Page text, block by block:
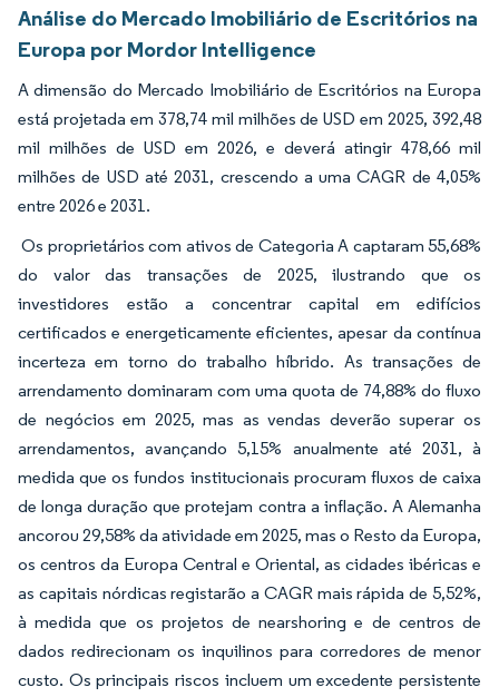
Análise do Mercado Imobiliário de Escritórios na
Europa por Mordor Intelligence
A dimensão do Mercado Imobiliário de Escritórios na Europa
está projetada em 378,74 mil milhões de USD em 2025, 392,48
mil milhões de USD em 2026, e deverá atingir 478,66 mil
milhões de USD até 2031, crescendo a uma CAGR de 4,05%
entre 2026 e 2031.
Os proprietários com ativos de Categoria A captaram 55,68%
do valor das transações de 2025, ilustrando que os
investidores estão a concentrar capital em edifícios
certificados e energeticamente eficientes, apesar da contínua
incerteza em torno do trabalho híbrido. As transações de
arrendamento dominaram com uma quota de 74,88% do fluxo
de negócios em 2025, mas as vendas deverão superar os
arrendamentos, avançando 5,15% anualmente até 2031, à
medida que os fundos institucionais procuram fluxos de caixa
de longa duração que protejam contra a inflação. A Alemanha
ancorou 29,58% da atividade em 2025, mas o Resto da Europa,
os centros da Europa Central e Oriental, as cidades ibéricas e
as capitais nórdicas registarão a CAGR mais rápida de 5,52%,
à medida que os projetos de nearshoring e de centros de
dados redirecionam os inquilinos para corredores de menor
custo. Os principais riscos incluem um excedente persistente